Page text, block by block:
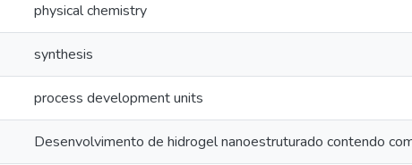
physical chemistry
synthesis
process development units
Desenvolvimento de hidrogel nanoestruturado contendo